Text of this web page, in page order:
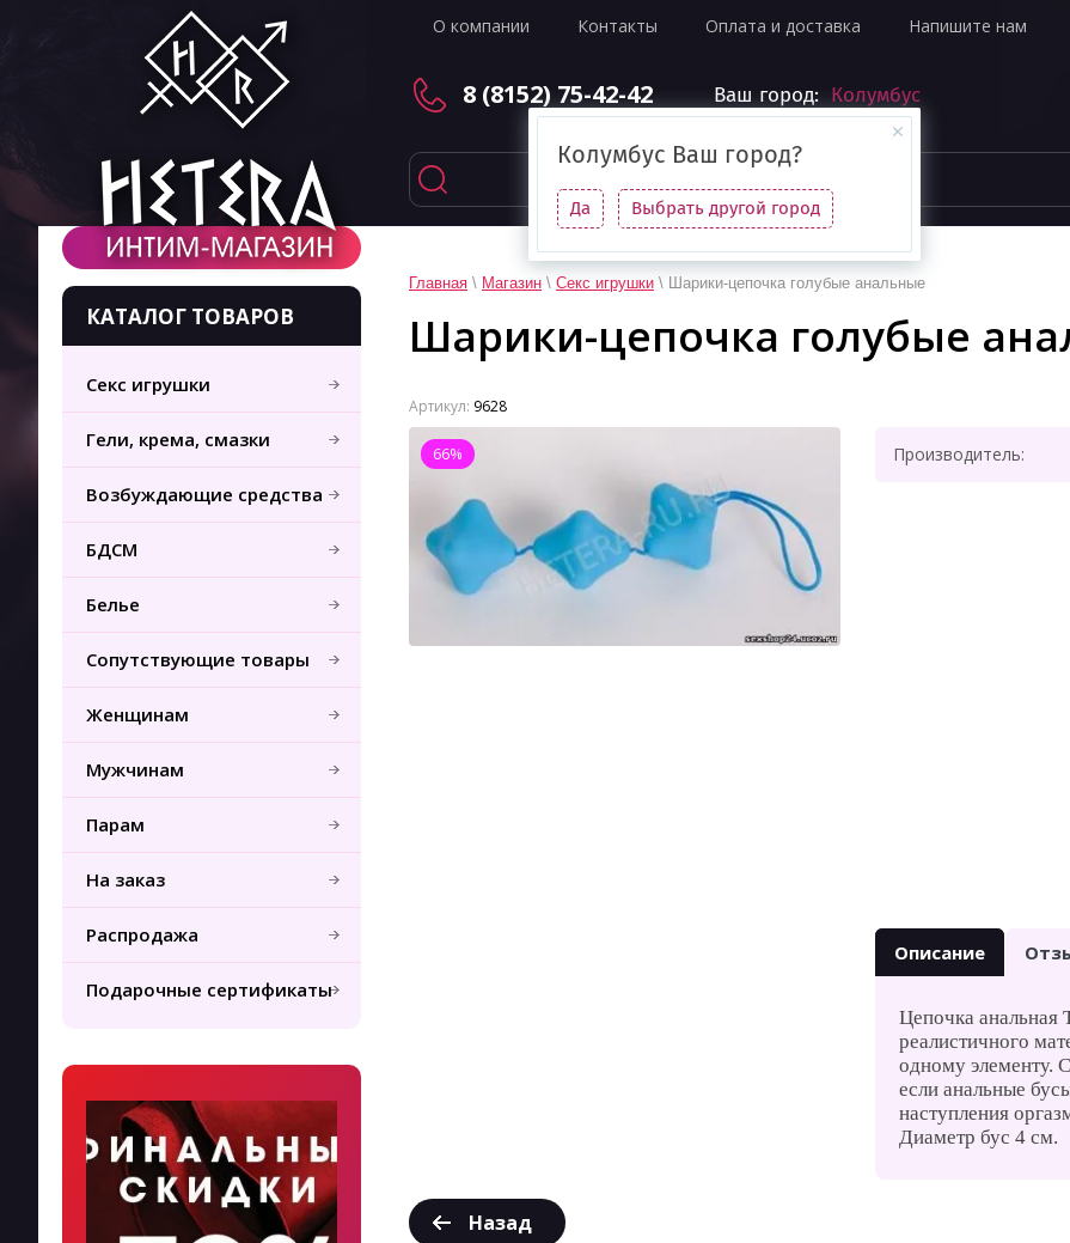
О компании Контакты Оплата и доставка Напишите нам
8 (8152) 75-42-42 Ваш город: Колумбус
Колумбус Ваш город?
Да Выбрать другой город
КАТАЛОГ ТОВАРОВ
Секс игрушки
Гели, крема, смазки
Возбуждающие средства
БДСМ
Белье
Сопутствующие товары
Женщинам
Мужчинам
Парам
На заказ
Распродажа
Подарочные сертификаты
Главная \ Магазин \ Секс игрушки \ Шарики-цепочка голубые анальные
Шарики-цепочка голубые
Артикул: 9628
66% Производитель:
Описание
Цепочка анальная
реалистичного
одному элементу.
если анальные
наступления
Диаметр бус 4 см.
Назад